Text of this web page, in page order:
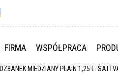
FIRMA WSPÓŁPRACA
DZBANEK MIEDZIANY PLAIN 1,25 L-